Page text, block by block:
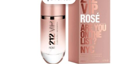
original
era:
$ 240.000.